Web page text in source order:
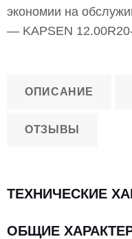
экономии на
— KAPSEN
ОПИСАНИЕ
ОТЗЫВЫ
ТЕХНИЧЕСКИЕ
ОБЩИЕ